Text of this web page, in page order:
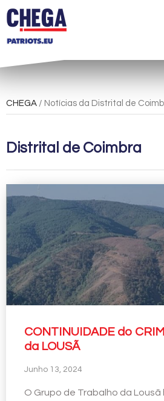
CHEGA / Notícias da Distrital de
Distrital de Coimbra
CONTINUIDADE do
da LOUSÃ
Junho 13, 2024
O Grupo de Trabalho da